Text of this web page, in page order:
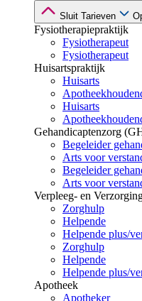
Sluit Tarieven
Fysiotherapiepraktijk
Fysiotherapeut
Fysiotherapeut
Huisartspraktijk
Huisarts
Huisarts
Gehandicaptenzorg
Begeleider
Arts voor
Begeleider
Arts voor
Verpleeg- en
Zorghulp
Helpende
Helpende plus/
Zorghulp
Helpende
Helpende plus/
Apotheek
Apotheker